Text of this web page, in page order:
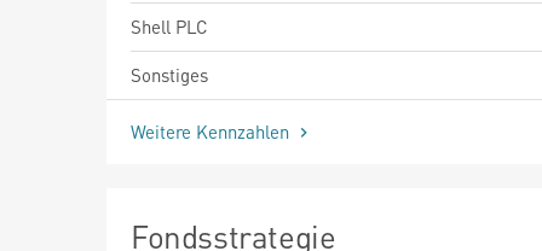
Shell PLC
Sonstiges
Weitere Kennzahlen
Fondsstrategie